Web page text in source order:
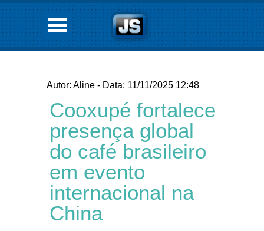
Autor: Aline - Data: 11/11/2025 12:48
Cooxupé fortalece
presença global
do café brasileiro
em evento
internacional na
China